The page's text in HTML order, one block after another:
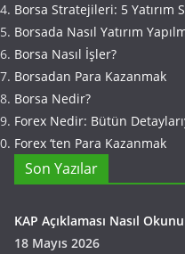
Borsa Stratejileri: 5 Yatırım
Borsada Nasıl Yatırım
Borsa Nasıl İşler?
Borsadan Para Kazanmak
Borsa Nedir?
Forex Nedir: Bütün
Forex ‘ten Para Kazanmak
Son Yazılar
KAP Açıklaması Nasıl
18 Mayıs 2026